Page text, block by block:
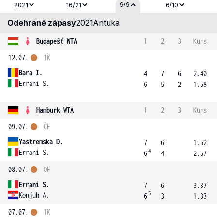
2021
16/21 9/9 6/10
Odehrané zápasy2021Antuka
Budapešť WTA 1 2 3
Kurs
12.07.
Bara I.
Errani S.
1K
4
6
7
5
6
2
2.40
1.58
Hamburk WTA 1 2 3
Kurs
09.07.
Yastremska D.
Errani S.
ČF
7
64
6
4
1.52
2.57
08.07.
Errani S.
Konjuh A.
OF
7
6 5
6
3
3.37
1.33
07.07.
1K